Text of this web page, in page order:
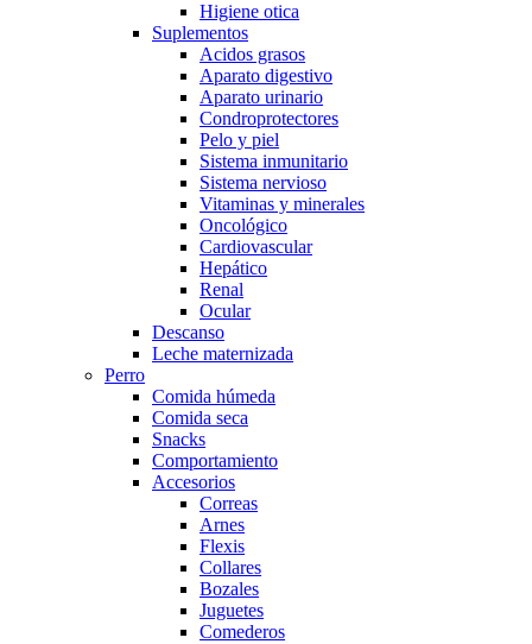
Higiene otica
Suplementos
Acidos grasos
Aparato digestivo
Aparato urinario
Condroprotectores
Pelo y piel
Sistema inmunitario
Sistema nervioso
Vitaminas y minerales
Oncológico
Cardiovascular
Hepático
Renal
Ocular
Descanso
Leche maternizada
Perro
Comida húmeda
Comida seca
Snacks
Comportamiento
Accesorios
Correas
Arnes
Flexis
Collares
Bozales
Juguetes
Comederos